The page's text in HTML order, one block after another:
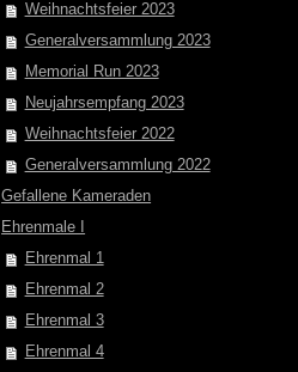
Weihnachtsfeier 2023
Generalversammlung 2023
Memorial Run 2023
Neujahrsempfang 2023
Weihnachtsfeier 2022
Generalversammlung 2022
Gefallene Kameraden
Ehrenmale I
Ehrenmal 1
Ehrenmal 2
Ehrenmal 3
Ehrenmal 4